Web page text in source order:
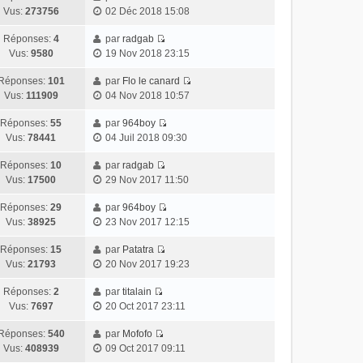
Vus: 273756
02 Déc 2018 15:08
Réponses: 4
Vus: 9580
parradgab
19 Nov 2018 23:15
101
Vus: 111909
par Flo le canard
04 Nov 2018 10:57
Réponses: 55
Vus: 78441
par964boy
04 Juil 2018 09:30
Réponses: 10
Vus: 17500
parradgab
29 Nov 2017 11:50
Réponses: 29
Vus: 38925
par964boy
23 Nov 2017 12:15
Réponses: 15
Vus: 21793
par Patatra
20 Nov 2017 19:23
Réponses: 2
Vus: 7697
partitalain
20 Oct 2017 23:11
540
Vus: 408939
par Mofofo
09 Oct 2017 09:11